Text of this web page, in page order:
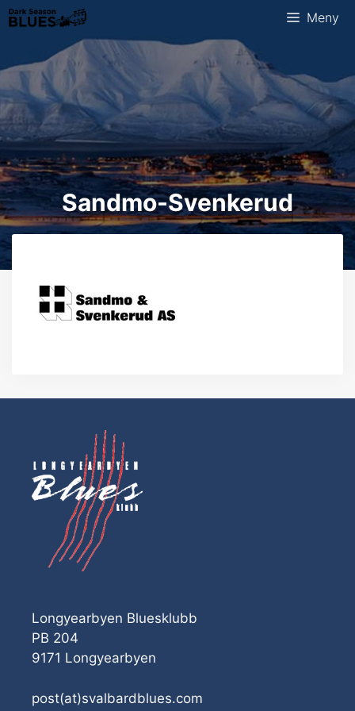
Hopp
til
Meny
Sandmo-Svenkerud
Longyearbyen Bluesklubb
PB 204
9171 Longyearbyen
post(at)svalbardblues.com